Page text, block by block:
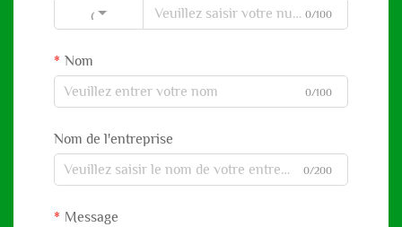
Code 0/100
Nom
0/100
Nom de l'entreprise
0/200
Message